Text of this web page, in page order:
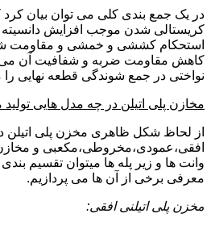
در یک جمع بندی کلی می توان بیان کرد
کریستالی شدن موجب افزایش دانسیته
استحکام کششی و خمشی و مقاومت
کاهش مقاومت ضربه و شفافیت آن می
نواختی در جمع شوندگی قطعه نهایی را
مخازن پلی اتیلن در چه مدل هایی
از لحاظ شکل ظاهری مخزن پلی اتیلن
افقی،عمودی،مخروطی،مکعبی و مخازن
وانت ها و زیر پله ها میتوان تقسیم
معرفی برخی از آن ها می پردازیم.
مخزن پلی اتیلنی افقی: